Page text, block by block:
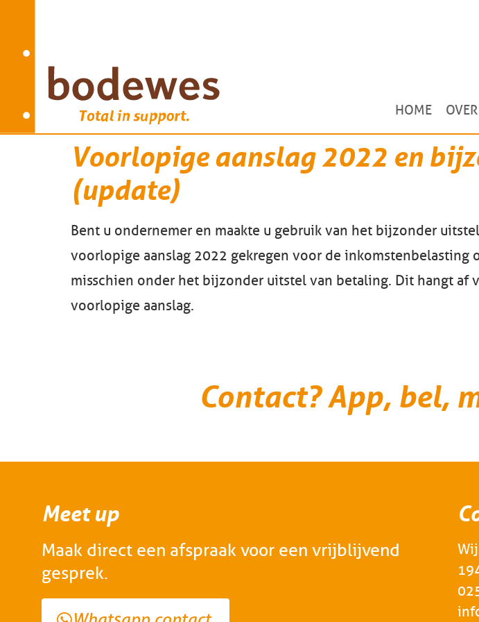
HOME
Voorlopige aanslag 2022 en
(update)
Bent u ondernemer en maakte u gebruik van het bijzonder
voorlopige aanslag 2022 gekregen voor de
misschien onder het bijzonder uitstel van betaling. Dit hangt af
voorlopige aanslag.
Contact? App, bel,
Meet up
Maak direct een afspraak voor een vrijblijvend
gesprek.